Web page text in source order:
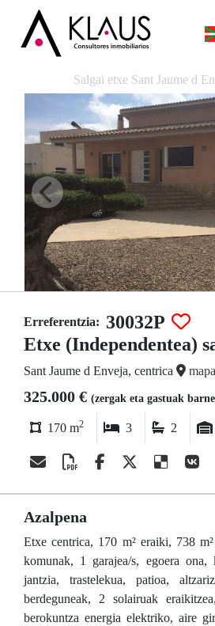
Salgai etxe Sant Jaume d
Erreferentzia: 30032P
Etxe (Independentea)
Sant Jaume d Enveja, centrica mapa
325.000 € (zergak eta gastuak
170 m2 3 2
Azalpena
Etxe centrica, 170 m² eraiki, 738
komunak, 1 garajea/s, egoera ona,
jantzia, trastelekua, patioa,
berdeguneak, 2 solairuak
berokuntza energia elektriko, aire